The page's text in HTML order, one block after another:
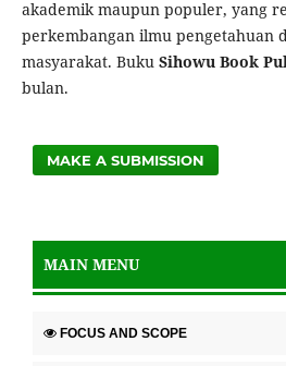
akademik maupun populer, yang
perkembangan ilmu pengetahuan
masyarakat. Buku Sihowu Book
bulan.
MAKE A SUBMISSION
MAIN MENU
FOCUS AND SCOPE